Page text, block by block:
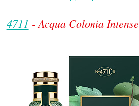
4711 - Acqua Colonia